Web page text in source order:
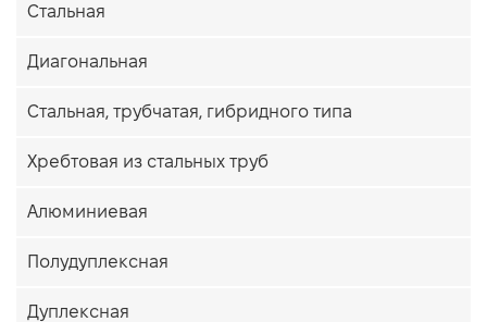
Стальная
Диагональная
Стальная, трубчатая, гибридного типа
Хребтовая из стальных труб
Алюминиевая
Полудуплексная
Дуплексная